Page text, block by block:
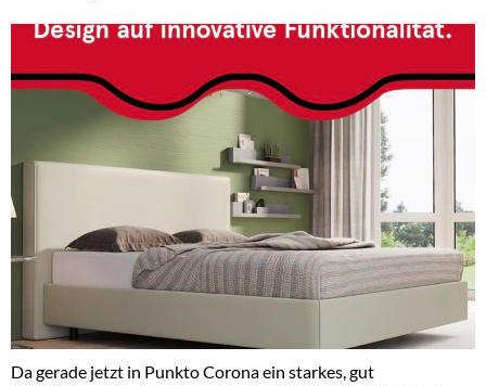
Da gerade jetzt in Punkto Corona ein starkes, gut